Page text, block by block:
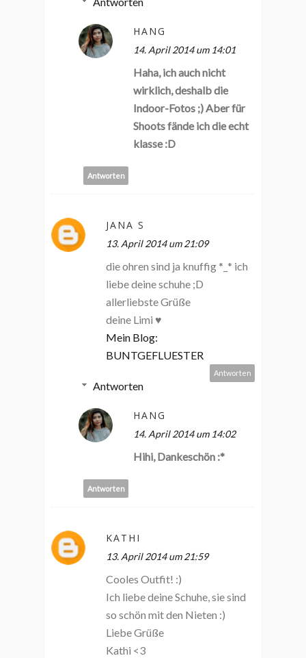
HANG
14. April 2014 um 14:01
Haha, ich auch nicht
wirklich, deshalb die
Indoor-Fotos ;) Aber für
Shoots fände ich die echt
klasse :D
Antworten
JANA S
13. April 2014 um 21:09
die ohren sind ja knuffig *_* ich
liebe deine schuhe ;D
allerliebste Grüße
deine Limi ♥
Mein Blog:
BUNTGEFLUESTER
Antworten
Antworten
HANG
14. April 2014 um 14:02
Hihi, Dankeschön :*
Antworten
KATHI
13. April 2014 um 21:59
Cooles Outfit! :)
Ich liebe deine Schuhe, sie sind
so schön mit den Nieten :)
Liebe Grüße
Kathi <3